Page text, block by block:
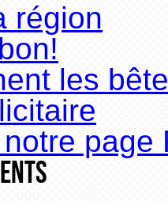
région
les
page